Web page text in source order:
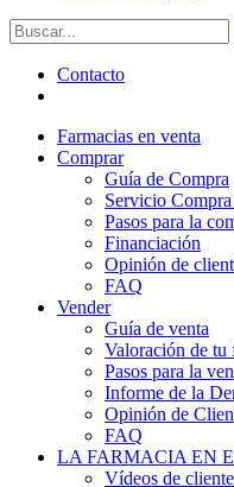
Contacto
Farmacias en venta
Comprar
Guía de Compra
Servicio
Pasos para la
Financiación
Opinión de
FAQ
Vender
Guía de venta
Valoración de tu
Pasos para la
Informe de la
Opinión de
FAQ
LA FARMACIA EN
Vídeos de